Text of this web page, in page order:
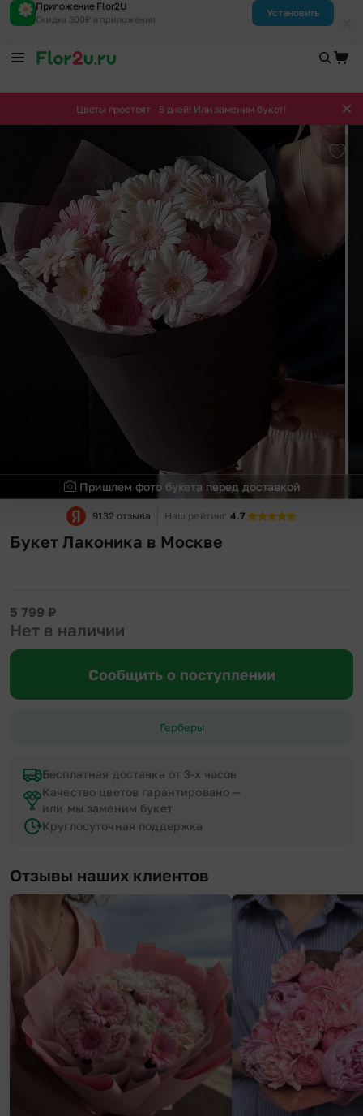
Приложение Flor2U
Скидка 300₽ в приложении
Установить
Цветы простоят - 5 дней! Или заменим букет!
Пришлем фото букета перед доставкой
9132 отзыва Наш рейтинг 4.7
Букет Лаконика в Москве
5 799 ₽
Нет в наличии
Сообщить о поступлении
Герберы
Бесплатная доставка от 3-х часов
Качество цветов гарантировано —
или мы заменим букет
Круглосуточная поддержка
Отзывы наших клиентов